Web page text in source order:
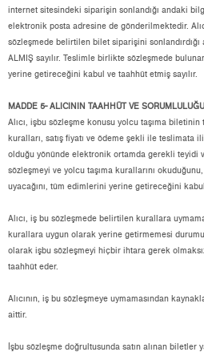
internet sitesindeki siparişin sonlandığı andaki
elektronik posta adresine de gönderilmektedir.
sözleşmede belirtilen bilet siparişini
ALMIŞ sayılır. Teslimle birlikte sözleşmede
yerine getireceğini kabul ve taahhüt etmiş sayılır.
MADDE 5- ALICININ TAAHHÜT VE
Alıcı, işbu sözleşme konusu yolcu taşıma
kuralları, satış fiyatı ve ödeme şekli ile
olduğu yönünde elektronik ortamda gerekli teyidi
sözleşmeyi ve yolcu taşıma kurallarını
uyacağını, tüm edimlerini yerine getireceğini
Alıcı, iş bu sözleşmede belirtilen kurallara
kurallara uygun olarak yerine getirmemesi
olarak işbu sözleşmeyi hiçbir ihtara gerek
taahhüt eder.
Alıcının, iş bu sözleşmeye uymamasından
aittir.
İşbu sözleşme doğrultusunda satın alınan biletler